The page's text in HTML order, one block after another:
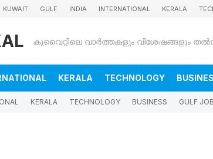
KUWAIT GULF INDIA INTERNATIONAL KERALA
KERALA TECHNOLOGY
KERALA TECHNOLOGY BUSINESS GULF JOB